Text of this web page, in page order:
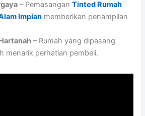
– PemasanganTinted Rumah
Impian memberikan penampilan
– Rumah yang dipasang
menarik perhatian pembeli.